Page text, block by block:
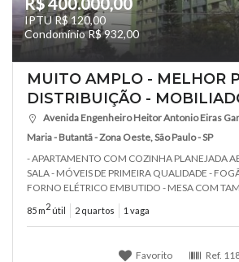
IPTU R$ 120,00
Condomínio R$ 932,00
MUITO AMPLO - MELHOR
DISTRIBUIÇÃO -
Avenida Engenheiro Heitor Antonio Eiras
Maria - Butantã - Zona Oeste, São Paulo - SP
- APARTAMENTO COM COZINHA PLANEJADA
SALA - MÓVEIS DE PRIMEIRA QUALIDADE -
FORNO ELÉTRICO EMBUTIDO - MESA COM
85 m2 útil 2 quartos 1 vaga
Favorito Ref.